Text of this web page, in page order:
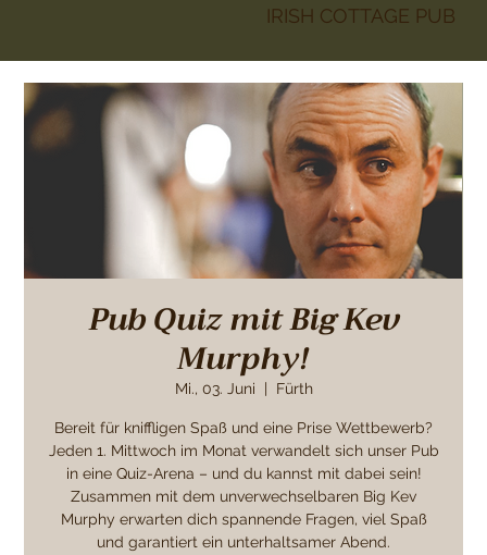
IRISH COTTAGE PUB
Pub Quiz mit Big Kev
Murphy!
Mi., 03. Juni Fürth
Bereit für kniffligen Spaß und eine Prise Wettbewerb?
Jeden 1. Mittwoch im Monat verwandelt sich unser Pub
in eine Quiz-Arena – und du kannst mit dabei sein!
Zusammen mit dem unverwechselbaren Big Kev
Murphy erwarten dich spannende Fragen, viel Spaß
und garantiert ein unterhaltsamer Abend.